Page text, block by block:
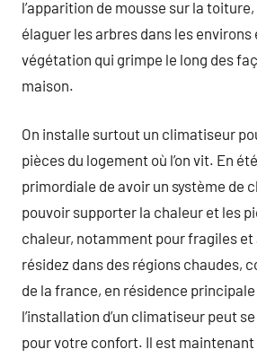
l’apparition de mousse sur la toiture,
élaguer les arbres dans les environs
végétation qui grimpe le long des
maison.
On installe surtout un climatiseur
pièces du logement où l’on vit. En
primordiale de avoir un système de
pouvoir supporter la chaleur et les
chaleur, notamment pour fragiles et
résidez dans des régions chaudes,
de la france, en résidence
l’installation d’un climatiseur peut
pour votre confort. Il est maintenant